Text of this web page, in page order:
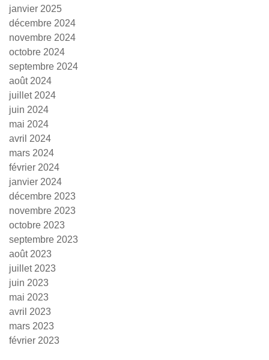
janvier 2025
décembre 2024
novembre 2024
octobre 2024
septembre 2024
août 2024
juillet 2024
juin 2024
mai 2024
avril 2024
mars 2024
février 2024
janvier 2024
décembre 2023
novembre 2023
octobre 2023
septembre 2023
août 2023
juillet 2023
juin 2023
mai 2023
avril 2023
mars 2023
février 2023